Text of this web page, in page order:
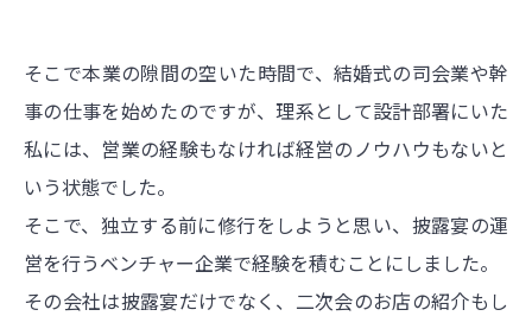
そこで本業の隙間の空いた時間で、結婚式の司会業や幹
事の仕事を始めたのですが、理系として設計部署にいた
私には、営業の経験もなければ経営のノウハウもないと
いう状態でした。
そこで、独立する前に修行をしようと思い、披露宴の運
営を行うベンチャー企業で経験を積むことにしました。
その会社は披露宴だけでなく、二次会のお店の紹介もし